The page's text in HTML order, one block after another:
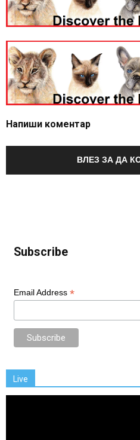
Напиши коментар
ВЛЕЗ ЗА ДА
Subscribe
Email Address *
Live